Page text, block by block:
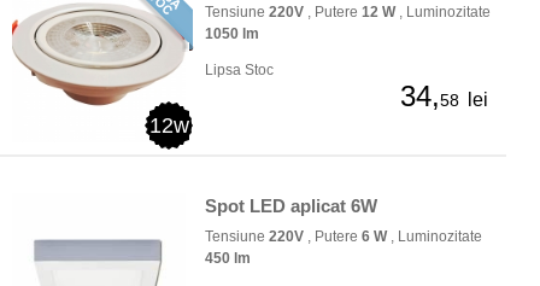
12w
Tensiune 220V , Putere 12 W, Luminozitate
1050 lm
Lipsa Stoc
34,58 lei
Spot LED aplicat 6W
Tensiune 220V , Putere 6 W, Luminozitate
450 lm